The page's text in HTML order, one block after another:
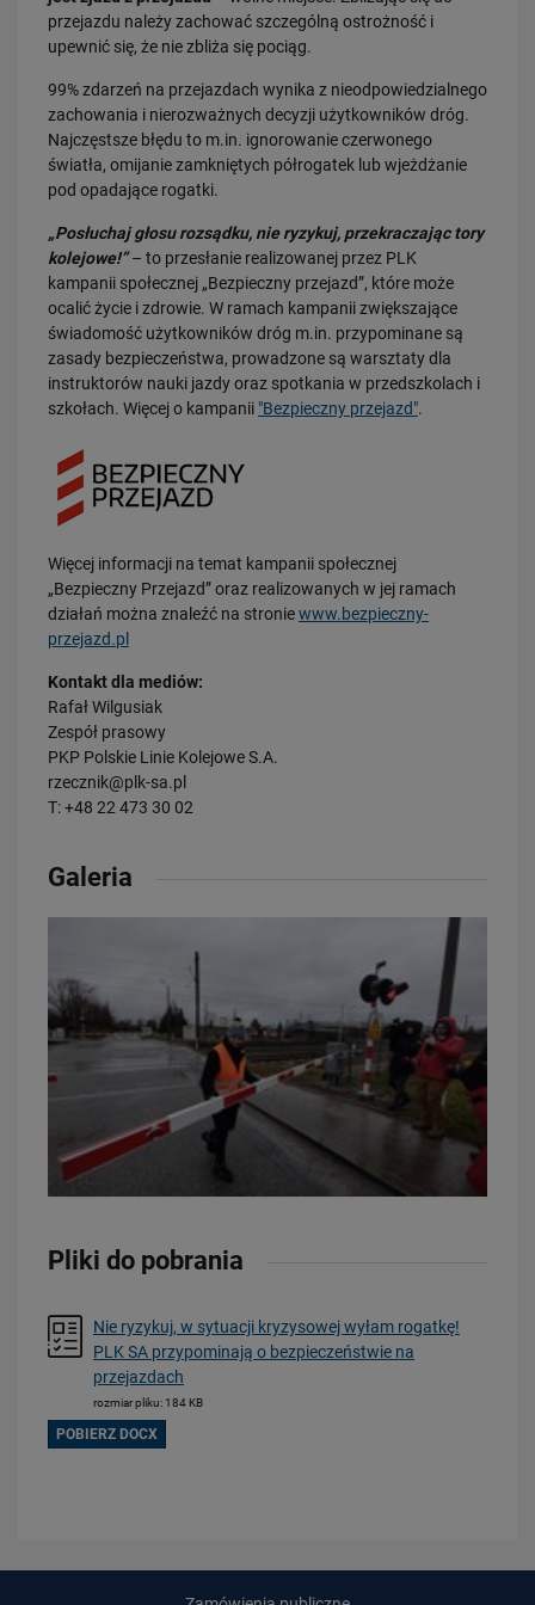
przejazdu należy zachować szczególną ostrożność i
upewnić się, że nie zbliża się pociąg.
99% zdarzeń na przejazdach wynika z nieodpowiedzialnego
zachowania i nierozważnych decyzji użytkowników dróg.
Najczęstsze błędu to m.in. ignorowanie czerwonego
światła, omijanie zamkniętych półrogatek lub wjeżdżanie
pod opadające rogatki.
„Posłuchaj głosu rozsądku, nie ryzykuj, przekraczając tory
kolejowe!”– to przesłanie realizowanej przez PLK
kampanii społecznej „Bezpieczny przejazd”, które może
ocalić życie i zdrowie. W ramach kampanii zwiększające
świadomość użytkowników dróg m.in. przypominane są
zasady bezpieczeństwa, prowadzone są warsztaty dla
instruktorów nauki jazdy oraz spotkania w przedszkolach i
szkołach. Więcej o kampanii "Bezpieczny przejazd".
Więcej informacji na temat kampanii społecznej
„Bezpieczny Przejazd” oraz realizowanych w jej ramach
działań można znaleźć na stroniewww.bezpieczny-
przejazd.pl
Kontakt dla mediów:
Rafał Wilgusiak
Zespół prasowy
PKP Polskie Linie Kolejowe S.A.
rzecznik@plk-sa.pl
T: +48 22 473 30 02
Galeria
Pliki do pobrania
Nie ryzykuj, w sytuacji kryzysowej wyłam rogatkę!
PLK SA przypominają o bezpieczeństwie na
przejazdach
rozmiar pliku: 184 KB
POBIERZ DOCX
PRZECZYTAJ
20.07.2026
Dwie bezkolizyjne przeprawy przez tory zrewolucjonizują komunikację
w Łodzi
PRZECZYTAJ
16.07.2026
Kolej wróci do Bytowa
PRZECZYTAJ
Obserwuj nas